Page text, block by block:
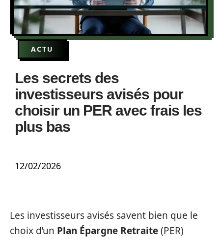
ACTU
Les secrets des
investisseurs avisés pour
choisir un PER avec frais les
plus bas
12/02/2026
Les investisseurs avisés savent bien que le
choix d’un Plan Épargne Retraite(PER)